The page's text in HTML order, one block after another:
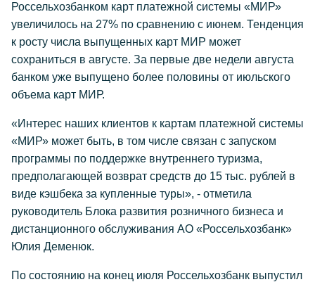
Россельхозбанком карт платежной системы «МИР»
увеличилось на 27% по сравнению с июнем. Тенденция
к росту числа выпущенных карт МИР может
сохраниться в августе. За первые две недели августа
банком уже выпущено более половины от июльского
объема карт МИР.
«Интерес наших клиентов к картам платежной системы
«МИР» может быть, в том числе связан с запуском
программы по поддержке внутреннего туризма,
предполагающей возврат средств до 15 тыс. рублей в
виде кэшбека за купленные туры», - отметила
руководитель Блока развития розничного бизнеса и
дистанционного обслуживания АО «Россельхозбанк»
Юлия Деменюк.
По состоянию на конец июля Россельхозбанк выпустил